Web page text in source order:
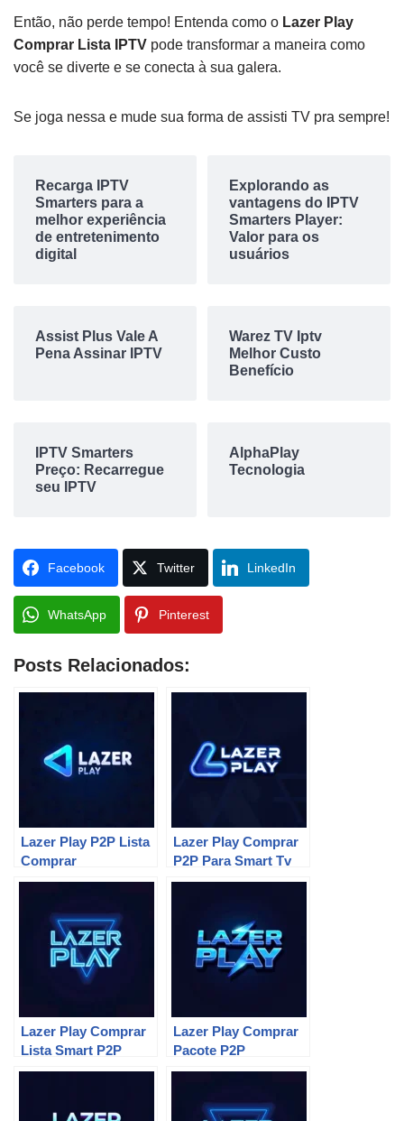
Então, não perde tempo! Entenda como o Lazer Play
Comprar Lista IPTV pode transformar a maneira como
você se diverte e se conecta à sua galera.
Se joga nessa e mude sua forma de assisti TV pra sempre!
Recarga IPTV
Smarters para a
melhor experiência
de entretenimento
digital
Explorando as
vantagens do IPTV
Smarters Player:
Valor para os
usuários
Assist Plus Vale A
Pena Assinar IPTV
Warez TV Iptv
Melhor Custo
Benefício
IPTV Smarters
Preço: Recarregue
seu IPTV
AlphaPlay
Tecnologia
Facebook Twitter LinkedIn
WhatsApp Pinterest
Posts Relacionados:
Lazer Play P2P Lista
Comprar
Lazer Play Comprar
P2P Para Smart Tv
Lazer Play Comprar
Lista Smart P2P
Lazer Play Comprar
Pacote P2P